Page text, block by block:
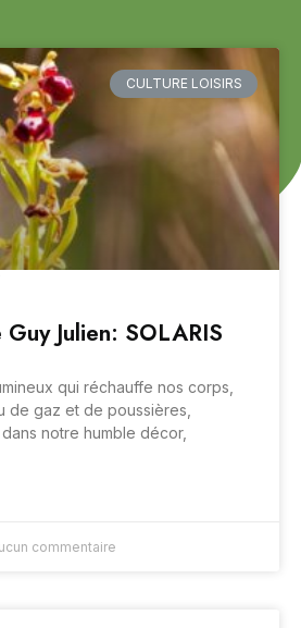
CULTURE LOISIRS
Julien: SOLARIS
qui réchauffe nos corps,
de gaz et de poussières,
notre humble décor,
commentaire